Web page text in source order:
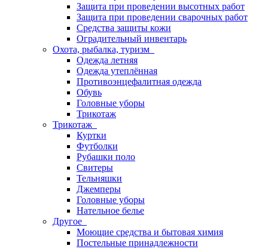
Защита при проведении высотных работ
Защита при проведении сварочных работ
Средства защиты кожи
Оградительный инвентарь
Охота, рыбалка, туризм
Одежда летняя
Одежда утеплённая
Противоэнцефалитная одежда
Обувь
Головные уборы
Трикотаж
Трикотаж
Куртки
Футболки
Рубашки поло
Свитеры
Тельняшки
Джемперы
Головные уборы
Нательное белье
Другое
Моющие средства и бытовая химия
Постельные принадлежности